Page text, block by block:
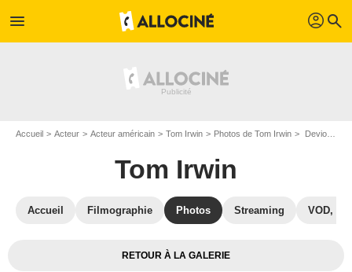
menu profil search
Accueil Acteur Acteur américain Tom Irwin Photos de Tom Irwin Devious Maids : Photo Tom Irwin
Tom Irwin
Accueil Filmographie Photos Streaming VOD,
RETOUR À LA GALERIE